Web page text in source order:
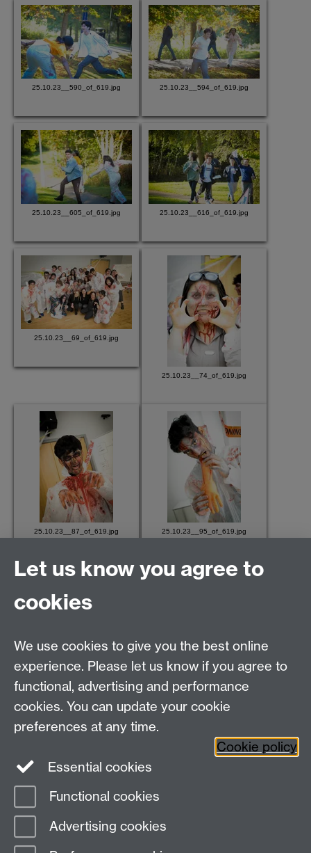
25.10.23__590_of_619.jpg 25.10.23__594_of_619.jpg
25.10.23__605_of_619.jpg 25.10.23__616_of_619.jpg
25.10.23__69_of_619.jpg
25.10.23__74_of_619.jpg
25.10.23__87_of_619.jpg 25.10.23__95_of_619.jpg
25.10.23__97_of_619.jpg
Email: together@warwick.ac.uk
Students' Union
Event Organiser Hub|Welcome Guidance for Staff
Page contact:
Last revised: Fri 11 Apr 2025
Let us know you agree to
cookies
We use cookies to give you the best online
experience. Please let us know if you agree to
functional, advertising and performance
cookies. You can update your cookie
preferences at any time.
Cookie policy
Essential cookies
Functional cookies
Advertising cookies